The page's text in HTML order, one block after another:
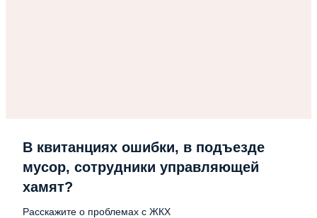
В квитанциях ошибки, в подъезде
мусор, сотрудники управляющей
хамят?
Расскажите о проблемах с ЖКХ